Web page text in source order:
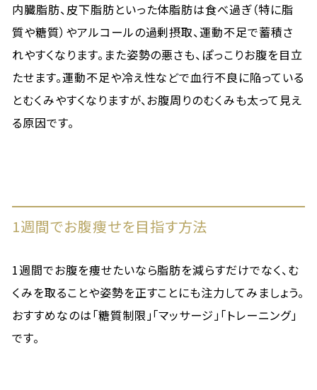
内臓脂肪、皮下脂肪といった体脂肪は食べ過ぎ（特に脂
質や糖質）やアルコールの過剰摂取、運動不足で蓄積さ
れやすくなります。また姿勢の悪さも、ぽっこりお腹を目立
たせます。運動不足や冷え性などで血行不良に陥っている
とむくみやすくなりますが、お腹周りのむくみも太って見え
る原因です。
1週間でお腹痩せを目指す方法
1週間でお腹を痩せたいなら脂肪を減らすだけでなく、む
くみを取ることや姿勢を正すことにも注力してみましょう。
おすすめなのは「糖質制限」「マッサージ」「トレーニング」
です。